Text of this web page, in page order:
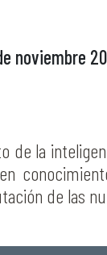
noviembre
de la
de las